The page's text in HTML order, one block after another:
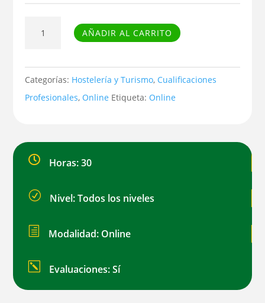
de
gestión
almacenamiento
y
de
e
inventarios
AÑADIR AL CARRITO
Categorías: Hostelería y Turismo, Cualificaciones
Profesionales, Online Etiqueta: Online
 Horas: 30
R Nivel: Todos los niveles
h Modalidad: Online
k Evaluaciones: Sí